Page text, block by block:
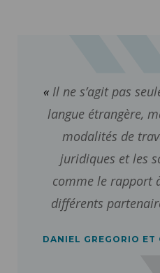
Il ne s’agit pas
langue étrangère,
modalités de
juridiques et les
comme le rapport
différents
DANIEL GREGORIO ET